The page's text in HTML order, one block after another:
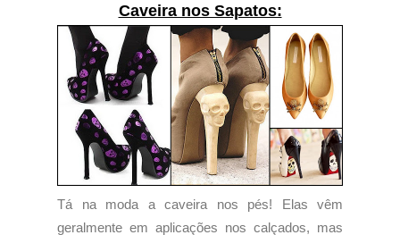
Caveira nos Sapatos:
Tá na moda a caveira nos pés! Elas vêm
geralmente em aplicações nos calçados, mas